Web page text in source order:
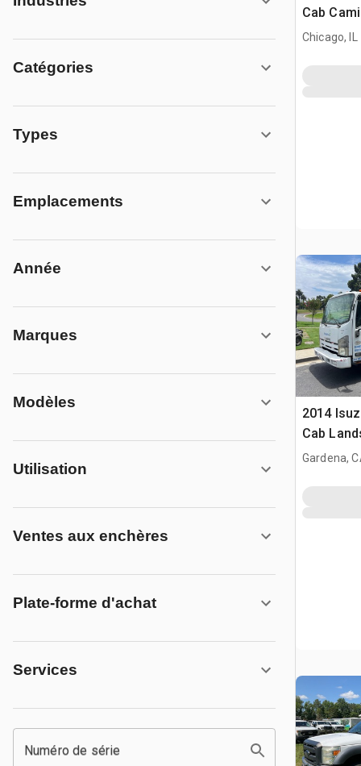
Catégories
Types
Emplacements
Année
Marques
Modèles
Utilisation
Ventes aux enchères
Plate-forme d'achat
Services
Numéro de série
Cab
travaux
Chicago, IL
2014
Cab
Gardena,